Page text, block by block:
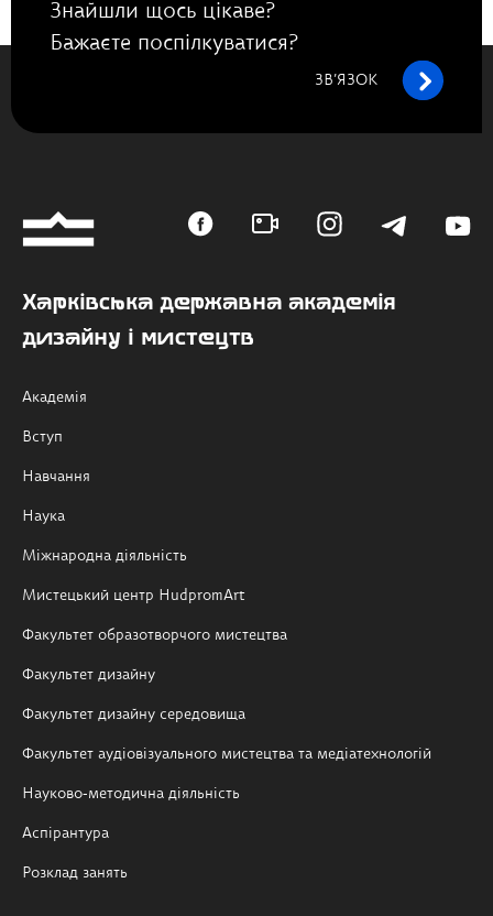
Знайшли щось цікаве?
Бажаєте поспілкуватися?
ЗВ’ЯЗОК
Харківська державна академія
дизайну і мистецтв
Академія
Вступ
Навчання
Наука
Міжнародна діяльність
Мистецький центр HudpromArt
Факультет образотворчого мистецтва
Факультет дизайну
Факультет дизайну середовища
Факультет аудіовізуального мистецтва та медіатехнологій
Науково-методична діяльність
Аспірантура
Розклад занять